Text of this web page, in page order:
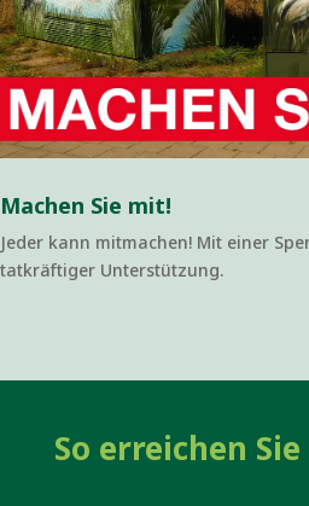
Machen Sie mit!
Jeder kann mitmachen! Mit einer
tatkräftiger Unterstützung.
So erreichen